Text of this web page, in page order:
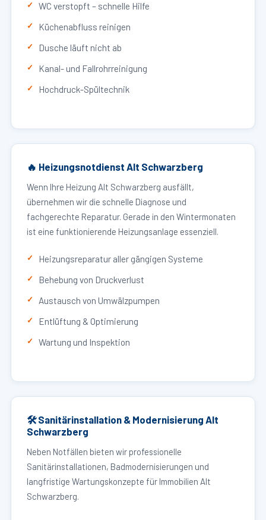
WC verstopft – schnelle Hilfe
Küchenabfluss reinigen
Dusche läuft nicht ab
Kanal- und Fallrohrreinigung
Hochdruck-Spültechnik
🔥 Heizungsnotdienst Alt Schwarzberg
Wenn Ihre Heizung Alt Schwarzberg ausfällt,
übernehmen wir die schnelle Diagnose und
fachgerechte Reparatur. Gerade in den Wintermonaten
ist eine funktionierende Heizungsanlage essenziell.
Heizungsreparatur aller gängigen Systeme
Behebung von Druckverlust
Austausch von Umwälzpumpen
Entlüftung & Optimierung
Wartung und Inspektion
🛠 Sanitärinstallation & Modernisierung Alt
Schwarzberg
Neben Notfällen bieten wir professionelle
Sanitärinstallationen, Badmodernisierungen und
langfristige Wartungskonzepte für Immobilien Alt
Schwarzberg.